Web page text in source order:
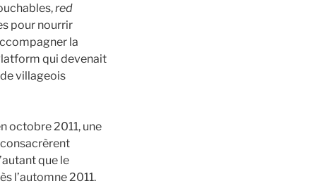
red
pour nourrir
la
qui devenait
villageois
octobre 2011, une
que le
l’automne 2011.